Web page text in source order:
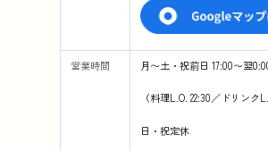
営業時間 月〜土・祝前日 17:00〜翌
（料理L.O. 22:30／ドリンク
日・祝定休